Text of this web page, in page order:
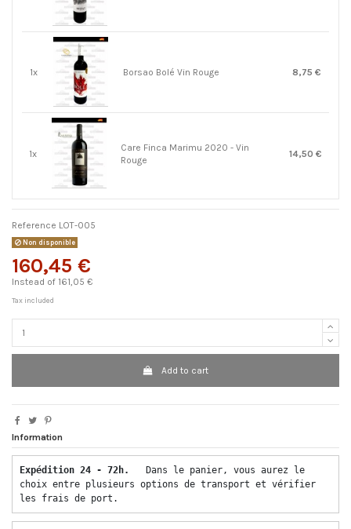
1x Borsao Bolé Vin Rouge 8,75 €
1x
Care Finca Marimu 2020 - Vin
Rouge
14,50 €
Reference LOT-005
Non disponible
160,45 €
Instead of 161,05 €
Tax included
Add to cart
Information
Expédition 24 - 72h.
Dans le panier, vous aurez le
choix entre plusieurs options de transport et vérifier
les frais de port.